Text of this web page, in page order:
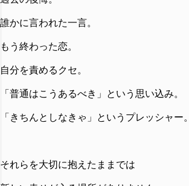
誰かに言われた一言。
もう終わった恋。
自分を責めるクセ。
「普通はこうあるべき」という思い込み。
「きちんとしなきゃ」というプレッシャー。
それらを大切に抱えたままでは